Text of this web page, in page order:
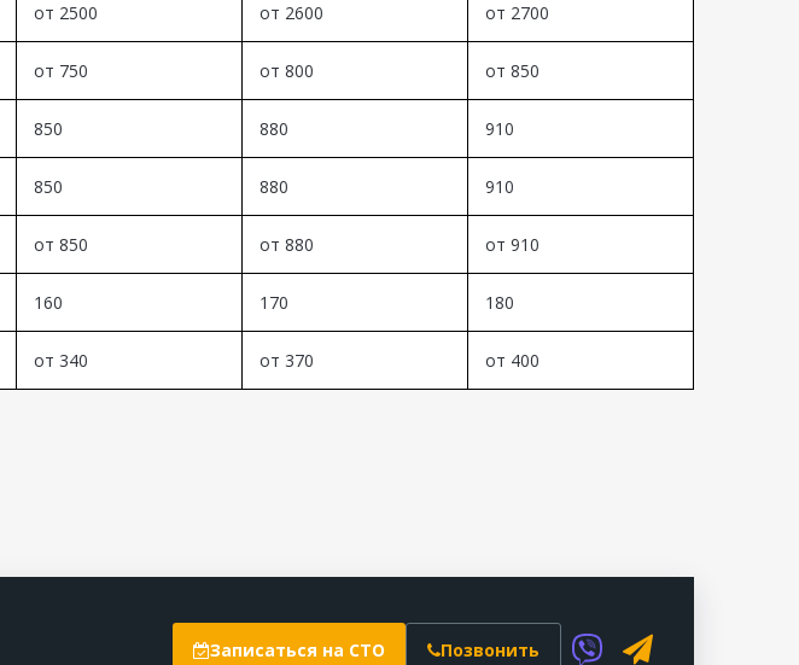
от 2500 от 2600 от 2700
от 750 от 800 от 850
850 880 910
850 880 910
от 850 от 880 от 910
160 170 180
от 340 от 370 от 400
Записаться на СТО Позвонить